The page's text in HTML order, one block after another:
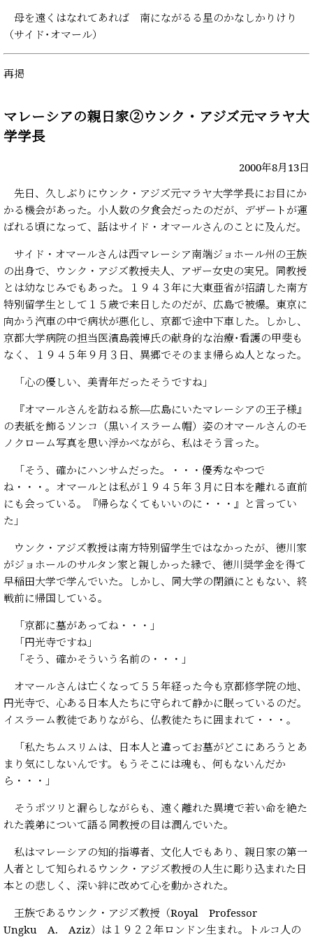
母を遠くはなれてあれば 南にながるる星のかなしかりけり
（サイド･オマール）
再掲
マレーシアの親日家②ウンク・アジズ元マラヤ大
学学長
2000年8月13日
先日、久しぶりにウンク・アジズ元マラヤ大学学長にお目にか
かる機会があった。小人数の夕食会だったのだが、デザートが運
ばれる頃になって、話はサイド・オマールさんのことに及んだ。
サイド・オマールさんは西マレーシア南端ジョホール州の王族
の出身で、ウンク・アジズ教授夫人、アザー女史の実兄。同教授
とは幼なじみでもあった。１９４３年に大東亜省が招請した南方
特別留学生として１５歳で来日したのだが、広島で被爆。東京に
向かう汽車の中で病状が悪化し、京都で途中下車した。しかし、
京都大学病院の担当医濱島義博氏の献身的な治療･看護の甲斐も
なく、１９４５年９月３日、異郷でそのまま帰らぬ人となった。
「心の優しい、美青年だったそうですね」
『オマールさんを訪ねる旅―広島にいたマレーシアの王子様』
の表紙を飾るソンコ（黒いイスラーム帽）姿のオマールさんのモ
ノクローム写真を思い浮かべながら、私はそう言った。
「そう、確かにハンサムだった。・・・優秀なやつで
ね・・・。オマールとは私が１９４５年３月に日本を離れる直前
にも会っている。『帰らなくてもいいのに・・・』と言ってい
た」
ウンク・アジズ教授は南方特別留学生ではなかったが、徳川家
がジョホールのサルタン家と親しかった縁で、徳川奨学金を得て
早稲田大学で学んでいた。しかし、同大学の閉鎖にともない、終
戦前に帰国している。
「京都に墓があってね・・・」
「円光寺ですね」
「そう、確かそういう名前の・・・」
オマールさんは亡くなって５５年経った今も京都修学院の地、
円光寺で、心ある日本人たちに守られて静かに眠っているのだ。
イスラーム教徒でありながら、仏教徒たちに囲まれて・・・。
「私たちムスリムは、日本人と違ってお墓がどこにあろうとあ
まり気にしないんです。もうそこには魂も、何もないんだか
ら・・・」
そうポツリと漏らしながらも、遠く離れた異境で若い命を絶た
れた義弟について語る同教授の目は潤んでいた。
私はマレーシアの知的指導者、文化人でもあり、親日家の第一
人者として知られるウンク・アジズ教授の人生に彫り込まれた日
本との悲しく、深い絆に改めて心を動かされた。
王族であるウンク・アジズ教授（Royal Professor
Ungku A. Aziz）は１９２２年ロンドン生まれ。トルコ人の